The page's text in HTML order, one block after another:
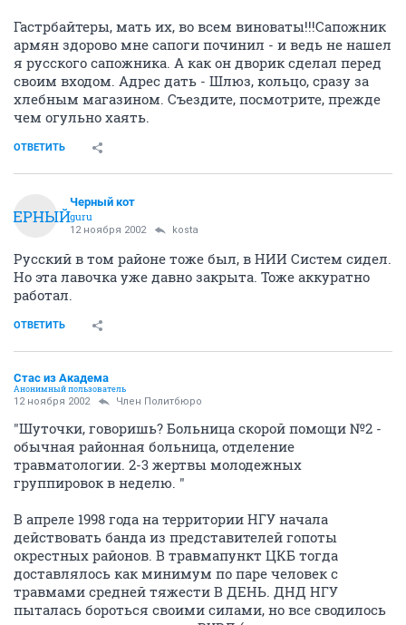
Гастрбайтеры, мать их, во всем виноваты!!!Сапожник
армян здорово мне сапоги починил - и ведь не нашел
я русского сапожника. А как он дворик сделал перед
своим входом. Адрес дать - Шлюз, кольцо, сразу за
хлебным магазином. Съездите, посмотрите, прежде
чем огульно хаять.
ОТВЕТИТЬ
ЧЕРНЫЙ
Черный кот
guru
12 ноября 2002 kosta
Русский в том районе тоже был, в НИИ Систем сидел.
Но эта лавочка уже давно закрыта. Тоже аккуратно
работал.
ОТВЕТИТЬ
Стас из Академа
Анонимный пользователь
12 ноября 2002 Член Политбюро
"Шуточки, говоришь? Больница скорой помощи №2 -
обычная районная больница, отделение
травматологии. 2-3 жертвы молодежных
группировок в неделю. "
В апреле 1998 года на территории НГУ начала
действовать банда из представителей гопоты
окрестных районов. В травмапункт ЦКБ тогда
доставлялось как минимум по паре человек с
травмами средней тяжести В ДЕНЬ. ДНД НГУ
пыталась бороться своими силами, но все сводилось